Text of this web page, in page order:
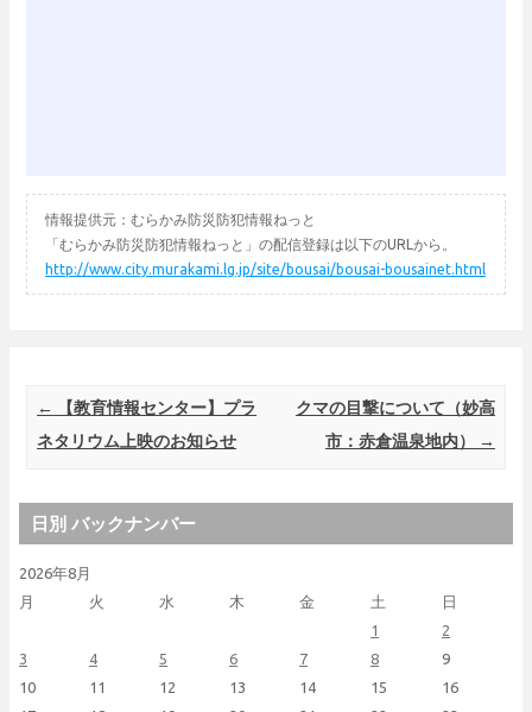
情報提供元：むらかみ防災防犯情報ねっと
「むらかみ防災防犯情報ねっと」の配信登録は以下のURLから。
http://www.city.murakami.lg.jp/site/bousai/bousai-bousainet.html
Post navigation
←
【教育情報センター】プラ
ネタリウム上映のお知らせ
クマの目撃について（妙高
市：赤倉温泉地内）
→
日別 バックナンバー
2026年8月
月
火 水 木 金 土 日
1
2
3
4 5 6 7 8
9
10
11 12 13 14 15
16